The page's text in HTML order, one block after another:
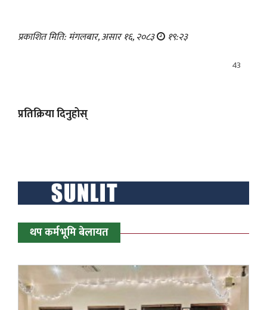
प्रकाशित मिति: मंगलबार, असार १६, २०८३ १९:२३
43
प्रतिक्रिया दिनुहोस्
थप कर्मभूमि बेलायत